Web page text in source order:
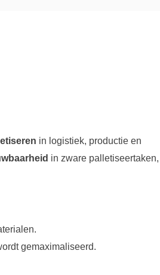
in logistiek, productie en
in zware palletiseertaken,
gemaximaliseerd.